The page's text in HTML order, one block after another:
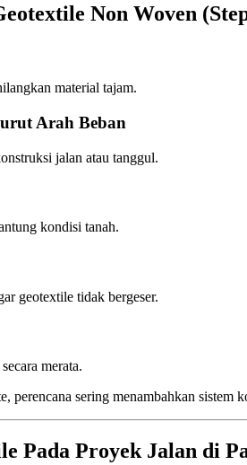
Non Woven
material tajam.
Arah Beban
jalan atau tanggul.
kondisi tanah.
geotextile tidak bergeser.
merata.
perencana sering menambahkan sistem
Pada Proyek Jalan di